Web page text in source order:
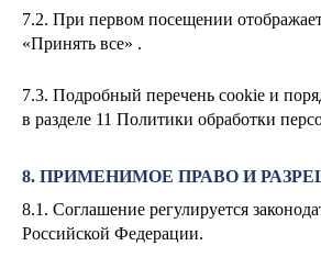
7.2. При первом посещении
«Принять все» .
7.3. Подробный перечень cookie и
в разделе 11 Политики обработки
8. ПРИМЕНИМОЕ ПРАВО И
8.1. Соглашение регулируется
Российской Федерации.